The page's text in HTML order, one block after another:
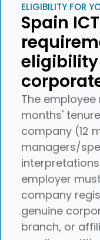
ELIGIBILITY FOR
Spain
The
months'
company (12
managers/
interpretations
employer
company
genuine
branch, or